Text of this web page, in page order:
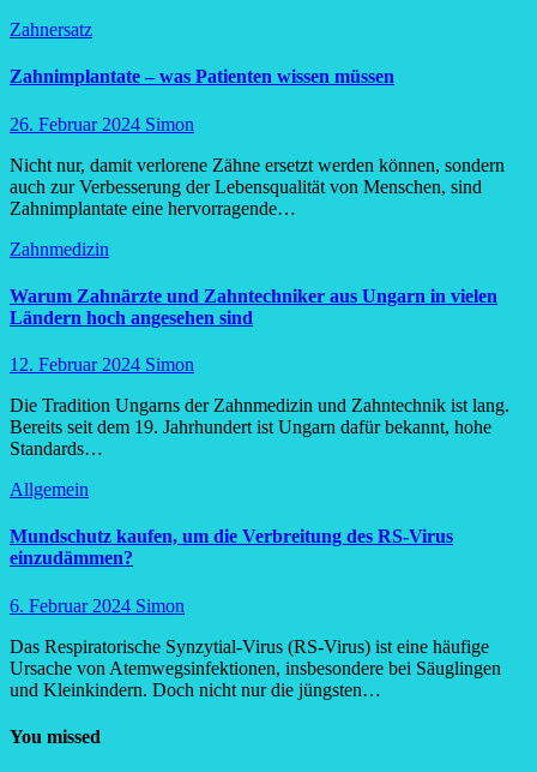
Zahnersatz
Zahnimplantate – was Patienten wissen müssen
26. Februar 2024 Simon
Nicht nur, damit verlorene Zähne ersetzt werden können, sondern
auch zur Verbesserung der Lebensqualität von Menschen, sind
Zahnimplantate eine hervorragende…
Zahnmedizin
Warum Zahnärzte und Zahntechniker aus Ungarn in vielen
Ländern hoch angesehen sind
12. Februar 2024 Simon
Die Tradition Ungarns der Zahnmedizin und Zahntechnik ist lang.
Bereits seit dem 19. Jahrhundert ist Ungarn dafür bekannt, hohe
Standards…
Allgemein
Mundschutz kaufen, um die Verbreitung des RS-Virus
einzudämmen?
6. Februar 2024 Simon
Das Respiratorische Synzytial-Virus (RS-Virus) ist eine häufige
Ursache von Atemwegsinfektionen, insbesondere bei Säuglingen
und Kleinkindern. Doch nicht nur die jüngsten…
You missed